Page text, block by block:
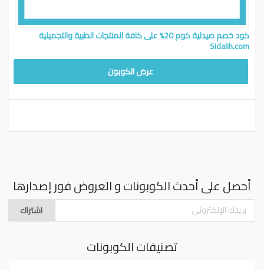
كود خصم صيدلية كوم 20% على كافة المنتجات الطبية والتجميلية
Sidalih.com
عرض الكوبون
أحصل على أحدث الكوبونات و العروض فور إصدارها
اشتراك
تصنيفات الكوبونات